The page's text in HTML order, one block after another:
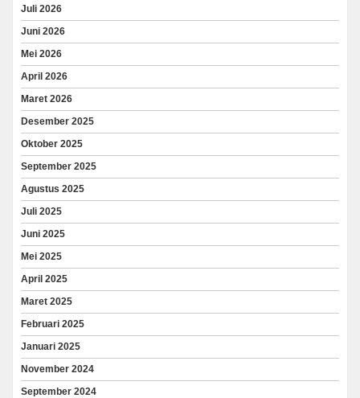
Juli 2026
Juni 2026
Mei 2026
April 2026
Maret 2026
Desember 2025
Oktober 2025
September 2025
Agustus 2025
Juli 2025
Juni 2025
Mei 2025
April 2025
Maret 2025
Februari 2025
Januari 2025
November 2024
September 2024